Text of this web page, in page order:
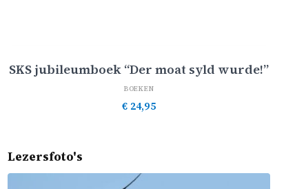
SKS jubileumboek “Der moat syld wurde!”
BOEKEN
€ 24,95
Lezersfoto's